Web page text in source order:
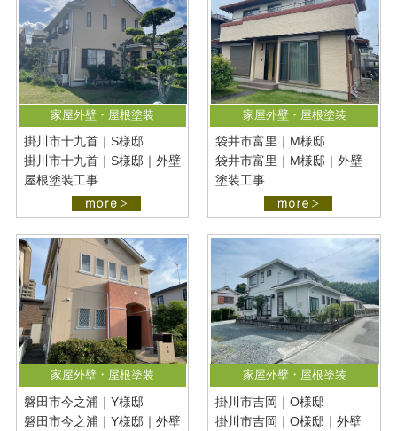
家屋外壁・屋根塗装
掛川市十九首｜S様邸
掛川市十九首｜S様邸｜外壁
屋根塗装工事
家屋外壁・屋根塗装
袋井市富里｜M様邸
袋井市富里｜M様邸｜外壁
塗装工事
家屋外壁・屋根塗装
磐田市今之浦｜Y様邸
磐田市今之浦｜Y様邸｜外壁
家屋外壁・屋根塗装
掛川市吉岡｜O様邸
掛川市吉岡｜O様邸｜外壁